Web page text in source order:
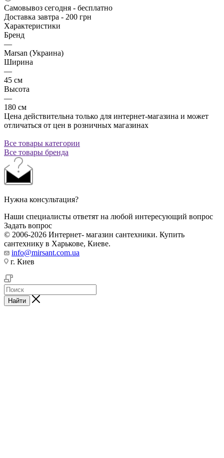
Самовывоз сегодня - бесплатно
Доставка завтра - 200 грн
Характеристики
Бренд
—
Marsan (Украина)
Ширина
—
45 см
Высота
—
180 см
Цена действительна только для интернет-магазина и может
отличаться от цен в розничных магазинах
Все товары категории
Все товары бренда
Нужна консультация?
Наши специалисты ответят на любой интересующий вопрос
Задать вопрос
© 2006-2026 Интернет- магазин сантехники. Купить
сантехнику в Харькове, Киеве.
info@mirsant.com.ua
г. Киев
Найти